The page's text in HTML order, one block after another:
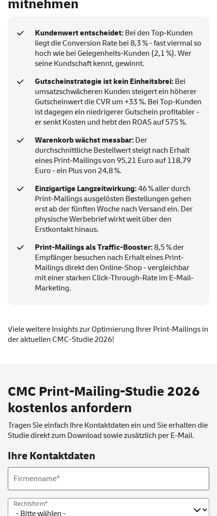
mitnehmen
Kundenwert entscheidet: Bei den Top-Kunden
liegt die Conversion Rate bei 8,3 % - fast viermal so
hoch wie bei Gelegenheits-Kunden (2,1 %). Wer
seine Kundschaft kennt, gewinnt.
Gutscheinstrategie ist kein Einheitsbrei: Bei
umsatzschwächeren Kunden steigert ein höherer
Gutscheinwert die CVR um +33 %. Bei Top-Kunden
ist dagegen ein niedrigerer Gutschein profitabler -
er senkt Kosten und hebt den ROAS auf 575 %.
Warenkorb wächst messbar: Der
durchschnittliche Bestellwert steigt nach Erhalt
eines Print-Mailings von 95,21 Euro auf 118,79
Euro - ein Plus von 24,8 %.
Einzigartige Langzeitwirkung:46 % aller durch
Print-Mailings ausgelösten Bestellungen gehen
erst ab der fünften Woche nach Versand ein. Der
physische Werbebrief wirkt weit über den
Erstkontakt hinaus.
Print-Mailings als Traffic-Booster: 8,5 % der
Empfänger besuchen nach Erhalt eines Print-
Mailings direkt den Online-Shop - vergleichbar
mit einer starken Click-Through-Rate im E-Mail-
Marketing.
Viele weitere Insights zur Optimierung Ihrer Print-Mailings in
der aktuellen CMC-Studie 2026!
CMC Print-Mailing-Studie 2026
kostenlos anfordern
Tragen Sie einfach Ihre Kontaktdaten ein und Sie erhalten die
Studie direkt zum Download sowie zusätzlich per E-Mail.
Ihre Kontaktdaten
Firmenname*
Rechtsform*